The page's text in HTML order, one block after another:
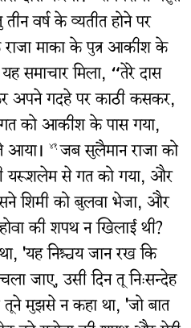
तीन वर्ष के व्यतीत होने पर
माका के पुत्र आकीश के
समाचार मिला, “तेरे दास
अपने गदहे पर काठी कसकर,
को आकीश के पास गया,
आया। ४१जब सुलैमान राजा को
यरूशलेम से गत को गया, और
शिमी को बुलवा भेजा, और
की शपथ न खिलाई थी?
'यह निश्चय जान रख कि
जाए, उसी दिन तू निःसन्देह
मुझसे न कहा था, 'जो बात